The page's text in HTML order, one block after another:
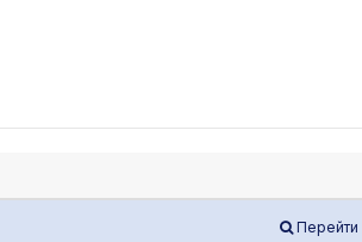
Перейти